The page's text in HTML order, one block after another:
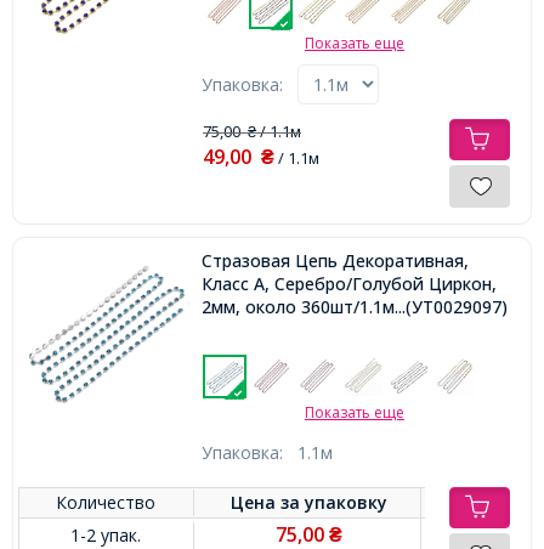
Показать еще
Упаковка:
75,00₴/ 1.1м
49,00 ₴/ 1.1м
Стразовая Цепь Декоративная,
Класс А, Серебро/Голубой Циркон,
2мм, около 360шт/1.1м,...(УТ0029097)
Показать еще
Упаковка: 1.1м
Количество Цена заупаковку
1-2 упак.
75,00₴